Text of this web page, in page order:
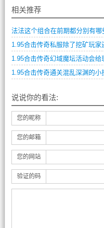
相关推荐
法法这个组合在前期都分别有哪
1.95合击传奇私服除了挖矿玩家
1.95合击传奇幻域魔坛活动会给
1.95合击传奇通关混乱深渊的小
说说你的看法:
您的昵称
您的邮箱
您的网站
验证的码